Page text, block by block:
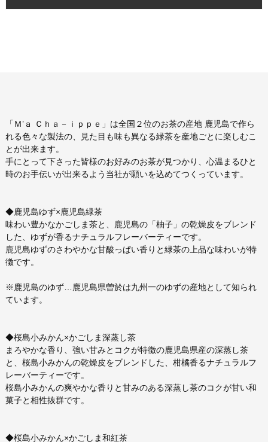
「Ｍ’ａ Ｃｈａ－ｉｐｐｅ」は全国２位のお茶の産地 鹿児島で作ら
れる色々な製法の、見た目も味も異なる緑茶を産地ごとに楽しむこ
とが出来ます。
手にとって下さった皆様のお好みのお茶が見つかり、心温まるひと
時のお手伝いが出来るよう当社が願いを込めてつくっています。
◆鹿児島ゆず×鹿児島緑茶
味わい豊かなかごしま茶と、鹿児島の「柚子」の乾燥皮をブレンド
した、ゆずが香るナチュラルフレーバーティーです。
鹿児島ゆずのさわやかな甘酸っぱい香りと緑茶の上品な味わいが特
徴です。
※鹿児島のゆず…鹿児島県曽於は九州一のゆずの産地として知られ
ています。
◆桜島小みかん×かごしま深蒸し茶
まろやかな香り、強い甘みとコクが特徴の鹿児島県産の深蒸し茶
と、桜島小みかんの乾燥皮をブレンドした、柑橘香るナチュラルフ
レーバーティーです。
桜島小みかんの爽やかな香りと甘みのある深蒸し茶のコクが甘い和
菓子と相性抜群です。
◆桜島小みかん×かごしま和紅茶